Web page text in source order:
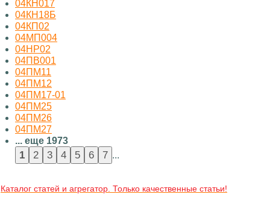
04КН017
04КН18Б
04КП02
04МП004
04НР02
04ПВ001
04ПМ11
04ПМ12
04ПМ17-01
04ПМ25
04ПМ26
04ПМ27
... еще 1973
...
Каталог статей и агрегатор. Только качественные статьи!